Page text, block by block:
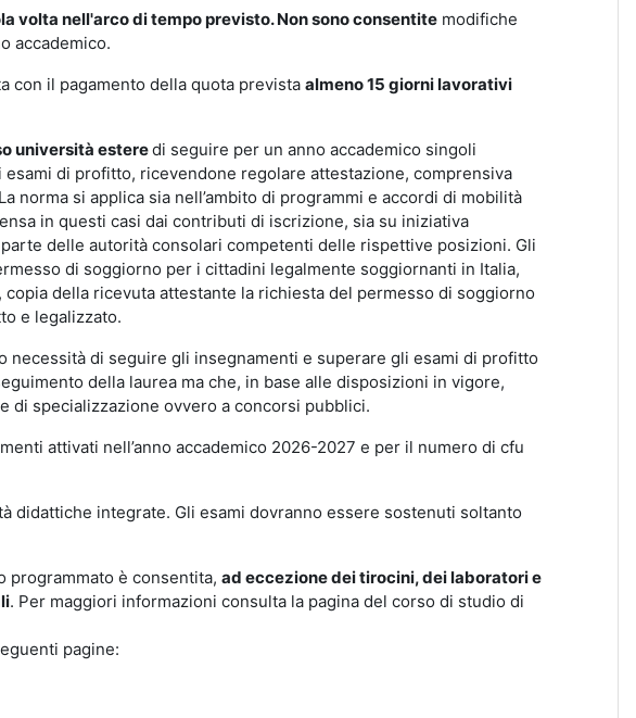
volta nell'arco di tempo previsto. Non sono consentitemodifiche
accademico.
con il pagamento della quota prevista almeno 15 giorni lavorativi
università esteredi seguire per un anno accademico singoli
di profitto, ricevendone regolare attestazione, comprensiva
norma si applica sia nell’ambito di programmi e accordi di mobilità
in questi casi dai contributi di iscrizione, sia su iniziativa
delle autorità consolari competenti delle rispettive posizioni. Gli
di soggiorno per i cittadini legalmente soggiornanti in Italia,
della ricevuta attestante la richiesta del permesso di soggiorno
e legalizzato.
necessità di seguire gli insegnamenti e superare gli esami di profitto
della laurea ma che, in base alle disposizioni in vigore,
di specializzazione ovvero a concorsi pubblici.
attivati nell’anno accademico 2026-2027 e per il numero di cfu
integrate. Gli esami dovranno essere sostenuti soltanto
programmato è consentita, ad eccezione dei tirocini, dei laboratori e
. Per maggiori informazioni consulta la pagina del corso di studio di
pagine: